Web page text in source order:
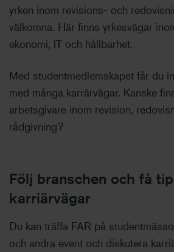
yrken inom revisions- och
välkomna. Här finns yrkesvägar
ekonomi, IT och hållbarhet.
Med studentmedlemskapet får du
med många karrärvägar. Kanske
arbetsgivare inom revision,
rådgivning?
Följ branschen och få
karriärvägar
Du kan träffa FAR på
och andra event och diskutera